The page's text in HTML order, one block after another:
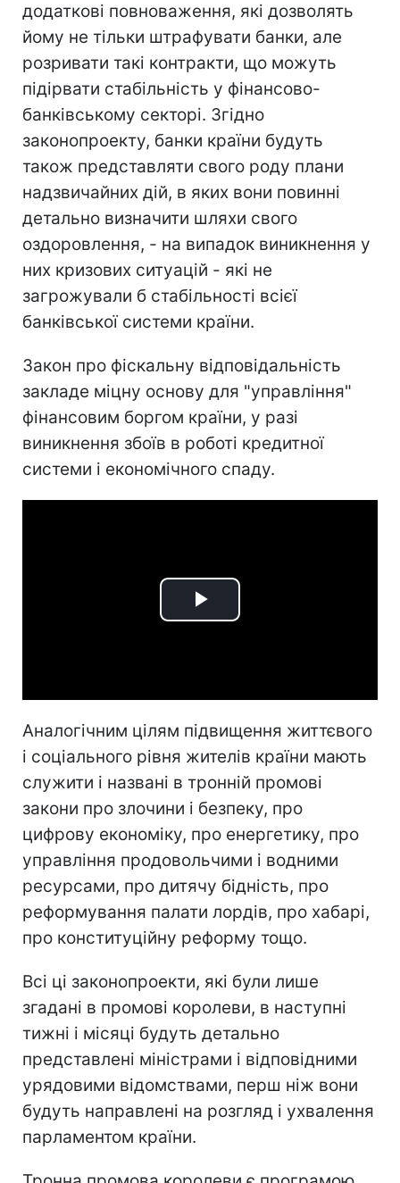
додаткові повноваження, які дозволять
йому не тільки штрафувати банки, але
розривати такі контракти, що можуть
підірвати стабільність у фінансово-
банківському секторі. Згідно
законопроекту, банки країни будуть
також представляти свого роду плани
надзвичайних дій, в яких вони повинні
детально визначити шляхи свого
оздоровлення, - на випадок виникнення у
них кризових ситуацій - які не
загрожували б стабільності всієї
банківської системи країни.
Закон про фіскальну відповідальність
закладе міцну основу для "управління"
фінансовим боргом країни, у разі
виникнення збоїв в роботі кредитної
системи і економічного спаду.
Play
Аналогічним цілям підвищення життєвого
і соціального рівня жителів країни мають
служити і названі в тронній промові
закони про злочини і безпеку, про
цифрову економіку, про енергетику, про
управління продовольчими і водними
ресурсами, про дитячу бідність, про
реформування палати лордів, про хабарі,
про конституційну реформу тощо.
Всі ці законопроекти, які були лише
згадані в промові королеви, в наступні
тижні і місяці будуть детально
представлені міністрами і відповідними
урядовими відомствами, перш ніж вони
будуть направлені на розгляд і ухвалення
парламентом країни.